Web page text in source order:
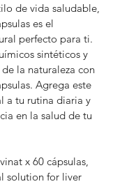
de vida saludable,
es el
perfecto para ti.
sintéticos y
la naturaleza con
Agrega este
a tu rutina diaria y
en la salud de tu
x 60 cápsulas,
solution for liver